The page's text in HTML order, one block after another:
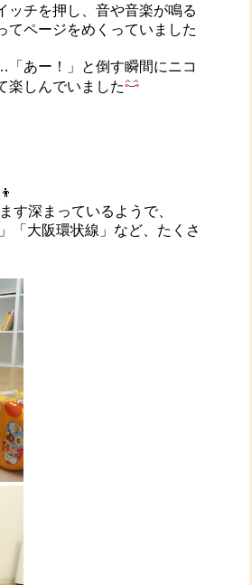
ッチを押し、音や音楽が鳴る
てページをめくっていました
あー！」と倒す瞬間にニコ
楽しんでいました
す深まっているようで、
「大阪環状線」など、たくさ